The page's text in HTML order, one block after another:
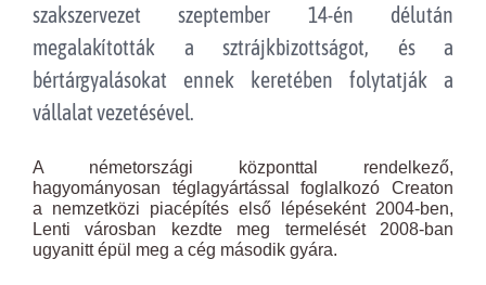
szakszervezet szeptember 14-én délután
megalakították a sztrájkbizottságot, és a
bértárgyalásokat ennek keretében folytatják a
vállalat vezetésével.
A németországi központtal rendelkező,
hagyományosan téglagyártással foglalkozó Creaton
a nemzetközi piacépítés első lépéseként 2004-ben,
Lenti városban kezdte meg termelését 2008-ban
ugyanitt épül meg a cég második gyára.